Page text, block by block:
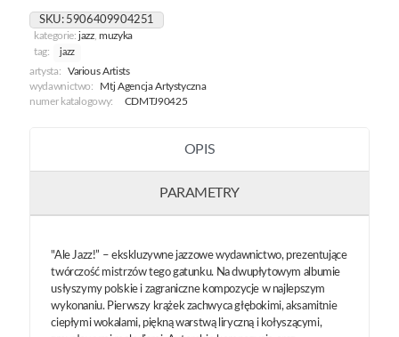
SKU: 5906409904251
kategorie: jazz,muzyka
tag:
jazz
artysta:
Various Artists
wydawnictwo:
Mtj Agencja Artystyczna
numer katalogowy:
CDMTJ90425
OPIS
PARAMETRY
"Ale Jazz!” – ekskluzywne jazzowe wydawnictwo, prezentujące
twórczość mistrzów tego gatunku. Na dwupłytowym albumie
usłyszymy polskie i zagraniczne kompozycje w najlepszym
wykonaniu. Pierwszy krążek zachwyca głębokimi, aksamitnie
ciepłymi wokalami, piękną warstwą liryczną i kołyszącymi,